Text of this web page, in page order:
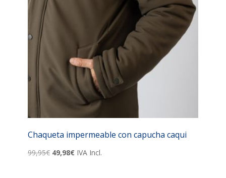
Chaqueta impermeable con capucha caqui
99,95€ El
49,98€ElIVA Incl.